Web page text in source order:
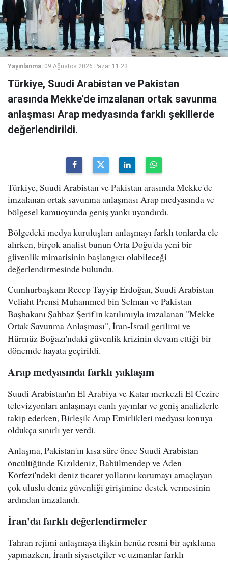
Yayınlanma: 09 Ağustos 2026 Pazar 11:23
Türkiye, Suudi Arabistan ve Pakistan
arasında Mekke'de imzalanan ortak savunma
anlaşması Arap medyasında farklı şekillerde
değerlendirildi.
Türkiye, Suudi Arabistan ve Pakistan arasında Mekke'de
imzalanan ortak savunma anlaşması Arap medyasında ve
bölgesel kamuoyunda geniş yankı uyandırdı.
Bölgedeki medya kuruluşları anlaşmayı farklı tonlarda ele
alırken, birçok analist bunun Orta Doğu'da yeni bir
güvenlik mimarisinin başlangıcı olabileceği
değerlendirmesinde bulundu.
Cumhurbaşkanı Recep Tayyip Erdoğan, Suudi Arabistan
Veliaht Prensi Muhammed bin Selman ve Pakistan
Başbakanı Şahbaz Şerif'in katılımıyla imzalanan "Mekke
Ortak Savunma Anlaşması", İran-İsrail gerilimi ve
Hürmüz Boğazı'ndaki güvenlik krizinin devam ettiği bir
dönemde hayata geçirildi.
Arap medyasında farklı yaklaşım
Suudi Arabistan'ın El Arabiya ve Katar merkezli El Cezire
televizyonları anlaşmayı canlı yayınlar ve geniş analizlerle
takip ederken, Birleşik Arap Emirlikleri medyası konuya
oldukça sınırlı yer verdi.
Anlaşma, Pakistan'ın kısa süre önce Suudi Arabistan
öncülüğünde Kızıldeniz, Babülmendep ve Aden
Körfezi'ndeki deniz ticaret yollarını korumayı amaçlayan
çok uluslu deniz güvenliği girişimine destek vermesinin
ardından imzalandı.
İran'da farklı değerlendirmeler
Tahran rejimi anlaşmaya ilişkin henüz resmi bir açıklama
yapmazken, İranlı siyasetçiler ve uzmanlar farklı